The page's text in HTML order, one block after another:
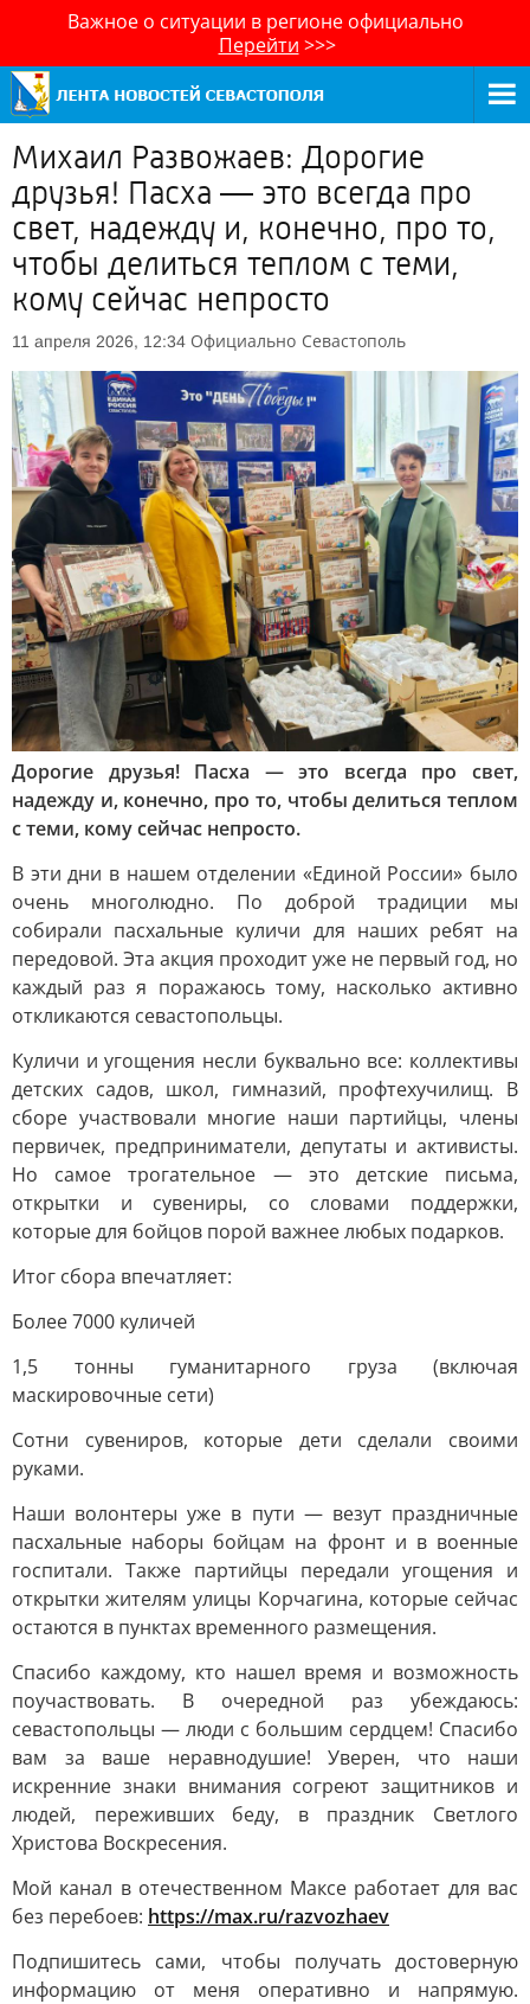
Важное о ситуации в регионе официально
Перейти >>>
Михаил Развожаев: Дорогие
друзья! Пасха — это всегда про
свет, надежду и, конечно, про то,
чтобы делиться теплом с теми,
кому сейчас непросто
11 апреля 2026, 12:34 Официально Севастополь
Дорогие друзья! Пасха — это всегда про свет,
надежду и, конечно, про то, чтобы делиться теплом
с теми, кому сейчас непросто.
В эти дни в нашем отделении «Единой России» было
очень многолюдно. По доброй традиции мы
собирали пасхальные куличи для наших ребят на
передовой. Эта акция проходит уже не первый год, но
каждый раз я поражаюсь тому, насколько активно
откликаются севастопольцы.
Куличи и угощения несли буквально все: коллективы
детских садов, школ, гимназий, профтехучилищ. В
сборе участвовали многие наши партийцы, члены
первичек, предприниматели, депутаты и активисты.
Но самое трогательное — это детские письма,
открытки и сувениры, со словами поддержки,
которые для бойцов порой важнее любых подарков.
Итог сбора впечатляет:
Более 7000 куличей
1,5 тонны гуманитарного груза (включая
маскировочные сети)
Сотни сувениров, которые дети сделали своими
руками.
Наши волонтеры уже в пути — везут праздничные
пасхальные наборы бойцам на фронт и в военные
госпитали. Также партийцы передали угощения и
открытки жителям улицы Корчагина, которые сейчас
остаются в пунктах временного размещения.
Спасибо каждому, кто нашел время и возможность
поучаствовать. В очередной раз убеждаюсь:
севастопольцы — люди с большим сердцем! Спасибо
вам за ваше неравнодушие! Уверен, что наши
искренние знаки внимания согреют защитников и
людей, переживших беду, в праздник Светлого
Христова Воскресения.
Мой канал в отечественном Максе работает для вас
без перебоев: https://max.ru/razvozhaev
Подпишитесь сами, чтобы получать достоверную
информацию от меня оперативно и напрямую.